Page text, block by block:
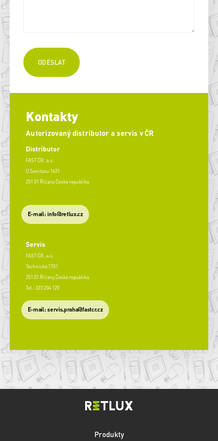
Kontakty
Autorizovaný distributor a servis v ČR
Distributor
FAST ČR, a.s.
U Sanitasu 1621
251 01 Říčany Česká republika
E-mail: info@retlux.cz
Servis
FAST ČR, a.s.
Technická 1701
251 01 Říčany Česká republika
Tel.: 323 204 120
​E-mail: servis.praha@fastcr.cz
Produkty